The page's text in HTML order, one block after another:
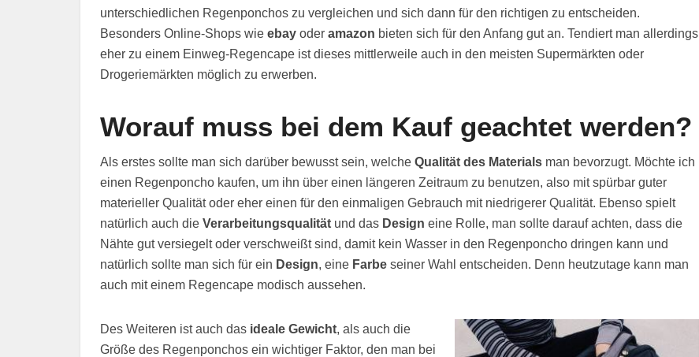
unterschiedlichen Regenponchos zu vergleichen und sich dann für den richtigen zu entscheiden.
Besonders Online-Shops wie ebay oder amazon bieten sich für den Anfang gut an. Tendiert man allerdings
eher zu einem Einweg-Regencape ist dieses mittlerweile auch in den meisten Supermärkten oder
Drogeriemärkten möglich zu erwerben.
Worauf muss bei dem Kauf geachtet werden?
Als erstes sollte man sich darüber bewusst sein, welche Qualität des Materials man bevorzugt. Möchte ich
einen Regenponcho kaufen, um ihn über einen längeren Zeitraum zu benutzen, also mit spürbar guter
materieller Qualität oder eher einen für den einmaligen Gebrauch mit niedrigerer Qualität. Ebenso spielt
natürlich auch die Verarbeitungsqualität und das Design eine Rolle, man sollte darauf achten, dass die
Nähte gut versiegelt oder verschweißt sind, damit kein Wasser in den Regenponcho dringen kann und
natürlich sollte man sich für ein Design, eine Farbe seiner Wahl entscheiden. Denn heutzutage kann man
auch mit einem Regencape modisch aussehen.
Des Weiteren ist auch das ideale Gewicht, als auch die
Größe des Regenponchos ein wichtiger Faktor, den man bei